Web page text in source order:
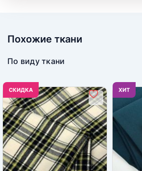
Похожие ткани
По виду ткани
CКИДКА ХИТ